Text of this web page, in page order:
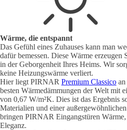
Wärme, die entspannt
Das Gefühl eines Zuhauses kann man
dafür bemessen. Diese Wärme erzeugen
in der Geborgenheit Ihres Heims. Wir
keine Heizungswärme verliert.
Hier liegt PIRNAR Premium Classico
besten Wärmedämmungen der Welt mit
von 0,67 W/m²K. Dies ist das Ergebnis
Materialien und einer
bringen PIRNAR Eingangstüren
Eleganz.